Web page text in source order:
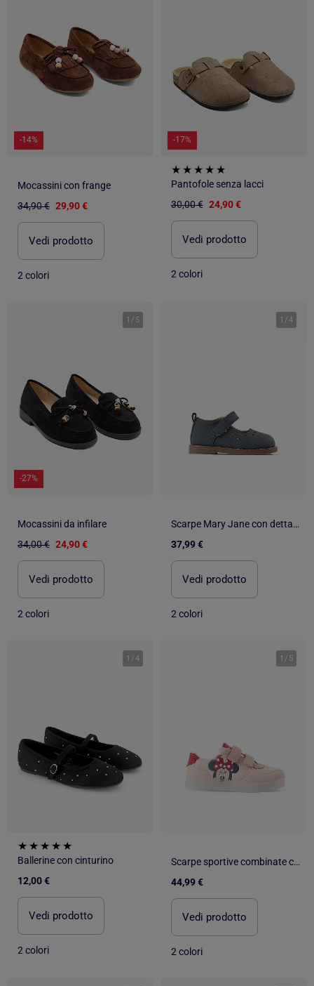
-14%
Mocassini con frange
34,90 € 29,90 €
Vedi prodotto
2 colori
-17%
Pantofole senza lacci
30,00 € 24,90 €
Vedi prodotto
2 colori
1 / 5
-27%
Mocassini da infilare
34,00 € 24,90 €
Vedi prodotto
2 colori
1 /4
Scarpe Mary Jane con dettagli traforati
37,99 €
Vedi prodotto
2 colori
1 /4
Ballerine con cinturino
12,00 €
Vedi prodotto
2 colori
1 / 5
Scarpe sportive combinate con luci con minnie
44,99 €
Vedi prodotto
2 colori